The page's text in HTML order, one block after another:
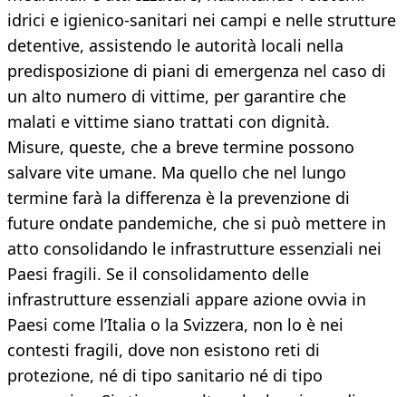
idrici e igienico-sanitari nei campi e nelle strutture
detentive, assistendo le autorità locali nella
predisposizione di piani di emergenza nel caso di
un alto numero di vittime, per garantire che
malati e vittime siano trattati con dignità.
Misure, queste, che a breve termine possono
salvare vite umane. Ma quello che nel lungo
termine farà la differenza è la prevenzione di
future ondate pandemiche, che si può mettere in
atto consolidando le infrastrutture essenziali nei
Paesi fragili. Se il consolidamento delle
infrastrutture essenziali appare azione ovvia in
Paesi come l’Italia o la Svizzera, non lo è nei
contesti fragili, dove non esistono reti di
protezione, né di tipo sanitario né di tipo